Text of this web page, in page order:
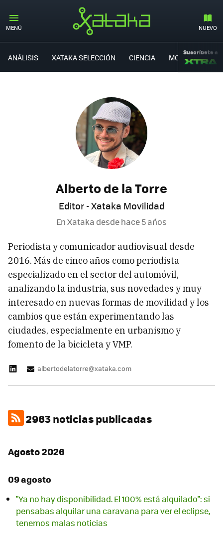
MENÚ NUEVO
ANÁLISIS XATAKA SELECCIÓN CIENCIA MOVILIDAD
Suscríbete a
Alberto de la Torre
Editor - Xataka Movilidad
En Xataka desdehace 5 años
Periodista y comunicador audiovisual desde
2016. Más de cinco años como periodista
especializado en el sector del automóvil,
analizando la industria, sus novedades y muy
interesado en nuevas formas de movilidad y los
cambios que están experimentando las
ciudades, especialmente en urbanismo y
fomento de la bicicleta y VMP.
albertodelatorre@xataka.com
2963 noticias publicadas
Agosto 2026
09 agosto
"Ya no hay disponibilidad. El 100% está alquilado": si
pensabas alquilar una caravana para ver el eclipse,
tenemos malas noticias